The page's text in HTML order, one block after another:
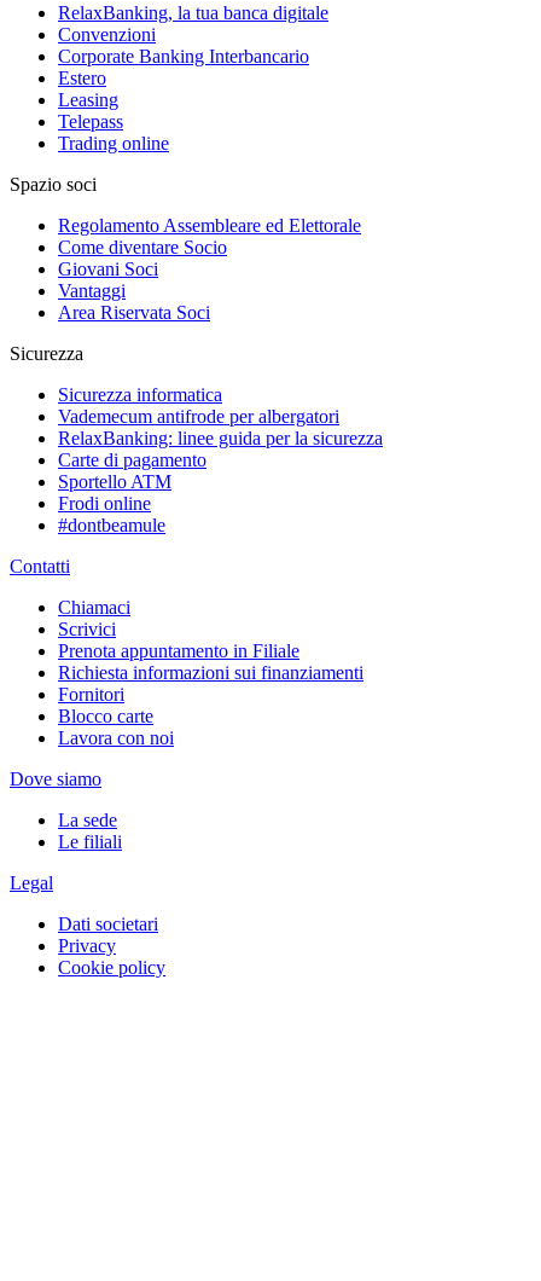
RelaxBanking, la tua banca digitale
Convenzioni
Corporate Banking Interbancario
Estero
Leasing
Telepass
Trading online
Spazio soci
Regolamento Assembleare ed Elettorale
Come diventare Socio
Giovani Soci
Vantaggi
Area Riservata Soci
Sicurezza
Sicurezza informatica
Vademecum antifrode per albergatori
RelaxBanking: linee guida per la sicurezza
Carte di pagamento
Sportello ATM
Frodi online
#dontbeamule
Contatti
Chiamaci
Scrivici
Prenota appuntamento in Filiale
Richiesta informazioni sui finanziamenti
Fornitori
Blocco carte
Lavora con noi
Dove siamo
La sede
Le filiali
Legal
Dati societari
Privacy
Cookie policy